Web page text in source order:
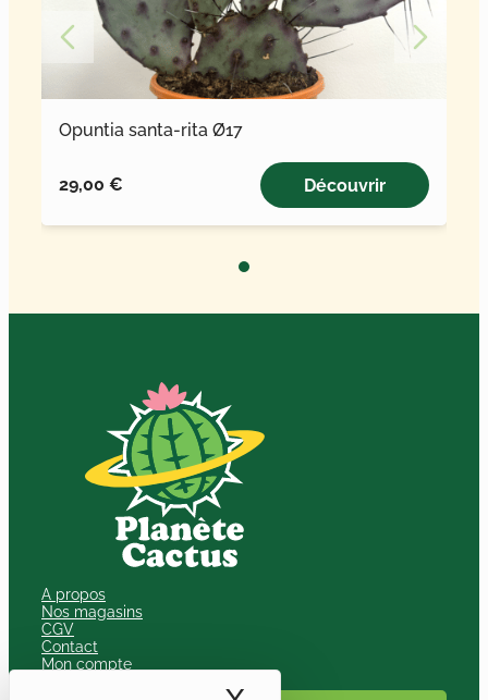
Opuntia santa-rita Ø17
29,00 € Découvrir
A propos
Nos magasins
CGV
Contact
Mon compte